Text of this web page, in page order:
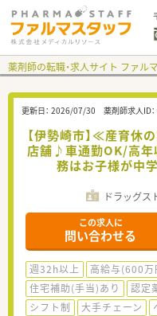
薬剤師の転職・求人サイト ファル
更新日： 2026/07/30 薬剤師求人ID：
【伊勢崎市】≪産育
店舗♪車通勤OK/高
務はお子様が中
ドラッグス
この求人に
問い合わせる
週32h以上 高給与(600万
住宅補助(手当)あり
認定
シフト制
大手チェーン